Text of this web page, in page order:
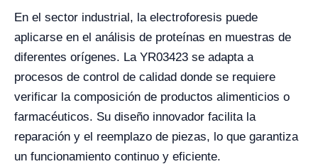
En el sector industrial, la electroforesis puede
aplicarse en el análisis de proteínas en muestras de
diferentes orígenes. La YR03423 se adapta a
procesos de control de calidad donde se requiere
verificar la composición de productos alimenticios o
farmacéuticos. Su diseño innovador facilita la
reparación y el reemplazo de piezas, lo que garantiza
un funcionamiento continuo y eficiente.